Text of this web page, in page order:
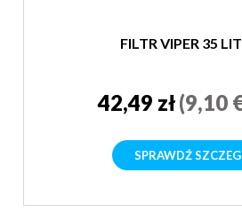
FILTR VIPER 35
42,49 zł(9,10
SPRAWDŹ